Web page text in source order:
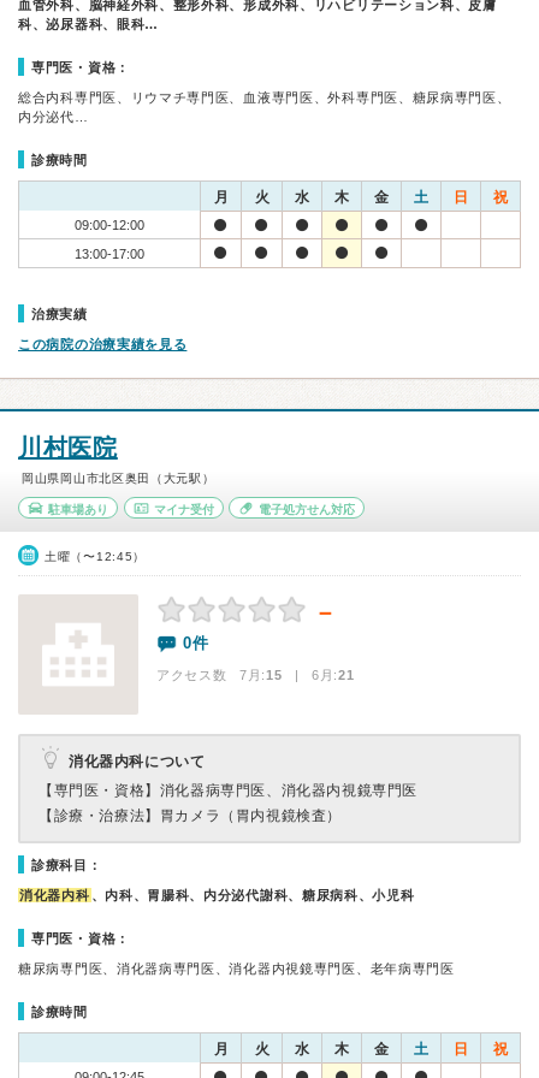
血管外科、脳神経外科、整形外科、形成外科、リハビリテーション科、皮膚
科、泌尿器科、眼科…
専門医・資格：
総合内科専門医、リウマチ専門医、血液専門医、外科専門医、糖尿病専門医、
内分泌代…
診療時間
月 火 水 木 金 土 日 祝
09:00-12:00
13:00-17:00
治療実績
この病院の治療実績を見る
川村医院
岡山県岡山市北区奥田（大元駅）
駐車場あり マイナ受付 電子処方せん対応
土曜（〜12:45）
－
0件
アクセス数 7月:15 | 6月:21
消化器内科について
【専門医・資格】 消化器病専門医、消化器内視鏡専門医
【診療・治療法】 胃カメラ（胃内視鏡検査）
診療科目：
消化器内科 、内科、胃腸科、内分泌代謝科、糖尿病科、小児科
専門医・資格：
糖尿病専門医、消化器病専門医、消化器内視鏡専門医、老年病専門医
診療時間
月 火 水 木 金 土 日 祝